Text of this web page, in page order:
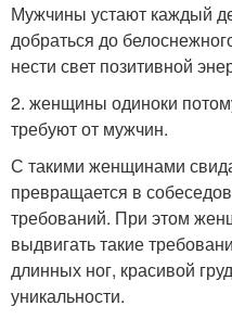
Мужчины устают каждый
добраться до
нести свет позитивной
2. женщины одиноки
требуют от мужчин.
С такими женщинами
превращается в
требований. При этом
выдвигать такие
длинных ног, красивой
уникальности.